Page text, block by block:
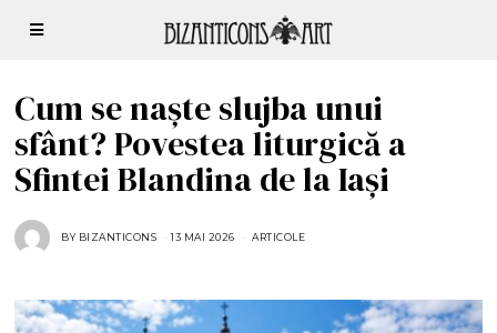
Cum se naște slujba unui
sfânt? Povestea liturgică a
Sfintei Blandina de la Iași
BY BIZANTICONS 13 MAI 2026
2
ARTICOLE